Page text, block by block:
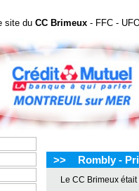
site du CC Brimeux - FFC -
>> Rombly -
Le CC Brimeux